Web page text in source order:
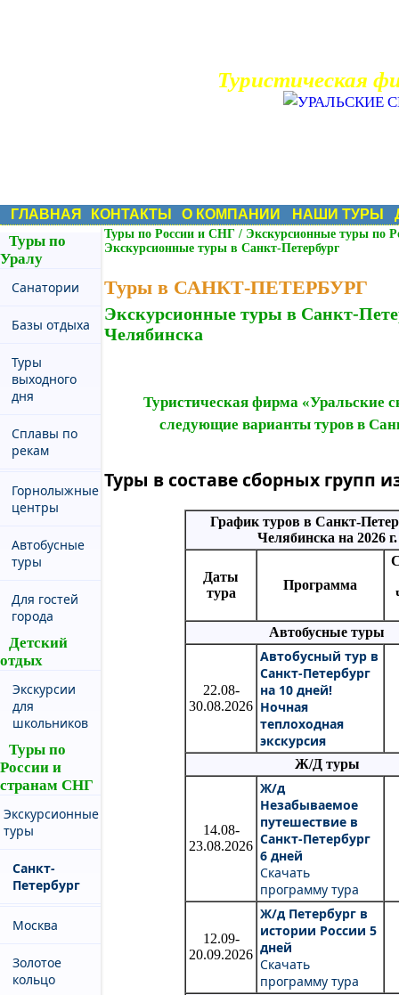
Туристическая
ГЛАВНАЯ КОНТАКТЫ О КОМПАНИИ НАШИ ТУРЫ
Туры по
Уралу
Санатории
Базы отдыха
Туры
выходного
дня
Сплавы по
рекам
Горнолыжные
центры
Автобусные
туры
Для гостей
города
Детский
отдых
Экскурсии
для
школьников
Туры по
России и
странам СНГ
Экскурсионные
туры
Санкт-
Петербург
Москва
Золотое
кольцо
Туры по России и СНГ / Экскурсионные туры по
Экскурсионные туры в Санкт-Петербург
Туры в САНКТ-ПЕТЕРБУРГ
Экскурсионные туры в Санкт-
Челябинска
Туристическая фирма «Уральские
следующие варианты туров в
Туры в составе сборных групп
График туров в Санкт-
Челябинска на 2026 г.
Даты
тура
Программа
Автобусные туры
22.08-
30.08.2026
Автобусный тур в
Санкт-Петербург
на 10 дней!
Ночная
теплоходная
экскурсия
Ж/Д туры
14.08-
23.08.2026
Ж/д
Незабываемое
путешествие в
Санкт-Петербург
6 дней
Скачать
программу тура
12.09-
20.09.2026
Ж/д Петербург в
истории России 5
дней
Скачать
программу тура